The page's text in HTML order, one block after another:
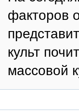
факторов
культ
массовой